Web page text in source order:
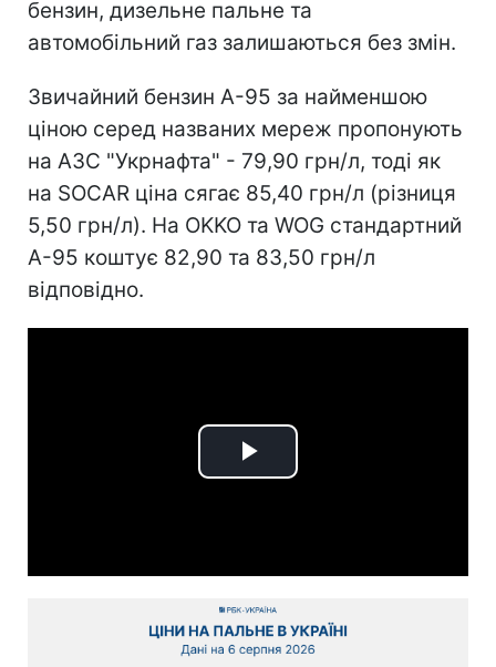
бензин, дизельне пальне та
автомобільний газ залишаються без змін.
Звичайний бензин А-95 за найменшою
ціною серед названих мереж пропонують
на АЗС "Укрнафта" - 79,90 грн/л, тоді як
на SOCAR ціна сягає 85,40 грн/л (різниця
5,50 грн/л). На OKKO та WOG стандартний
А-95 коштує 82,90 та 83,50 грн/л
відповідно.
Play